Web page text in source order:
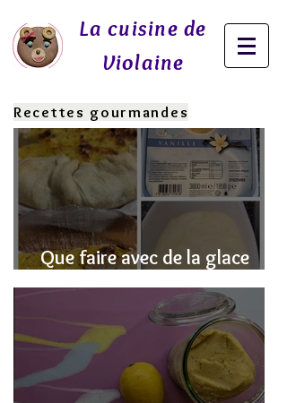
La cuisine de
Violaine
Recettes gourmandes
Que faire avec de la glace
fondue? J'ai la SOLUTION!